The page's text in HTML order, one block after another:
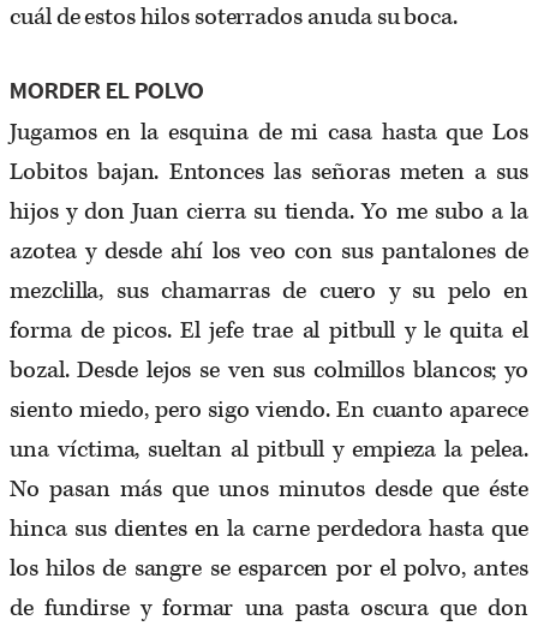
cuál de estos hilos soterrados anuda su boca.
MORDER EL POLVO
Jugamos en la esquina de mi casa hasta que Los
Lobitos bajan. Entonces las señoras meten a sus
hijos y don Juan cierra su tienda. Yo me subo a la
azotea y desde ahí los veo con sus pantalones de
mezclilla, sus chamarras de cuero y su pelo en
forma de picos. El jefe trae al pitbull y le quita el
bozal. Desde lejos se ven sus colmillos blancos; yo
siento miedo, pero sigo viendo. En cuanto aparece
una víctima, sueltan al pitbull y empieza la pelea.
No pasan más que unos minutos desde que éste
hinca sus dientes en la carne perdedora hasta que
los hilos de sangre se esparcen por el polvo, antes
de fundirse y formar una pasta oscura que don